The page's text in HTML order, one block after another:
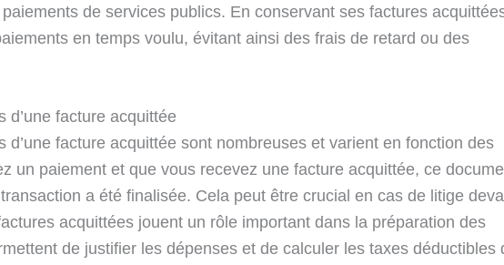
de services publics. En conservant ses factures
en temps voulu, évitant ainsi des frais de retard ou des
d’une facture acquittée
d’une facture acquittée sont nombreuses et varient en fonction des
un paiement et que vous recevez une facture acquittée, ce
a été finalisée. Cela peut être crucial en cas de litige
acquittées jouent un rôle important dans la préparation des
de justifier les dépenses et de calculer les taxes déductibles